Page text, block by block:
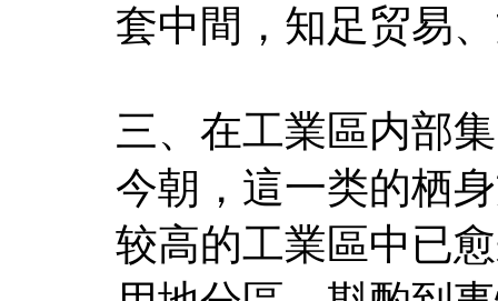
套中間，知足贸易
三、在工業區内部
今朝，這一类的栖
较高的工業區中已